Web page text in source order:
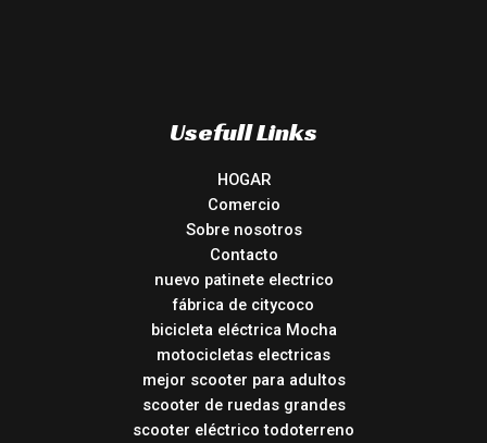
Usefull Links
HOGAR
Comercio
Sobre nosotros
Contacto
nuevo patinete electrico
fábrica de citycoco
bicicleta eléctrica Mocha
motocicletas electricas
mejor scooter para adultos
scooter de ruedas grandes
scooter eléctrico todoterreno